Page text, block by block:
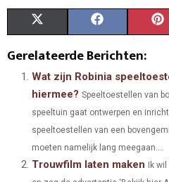
A
R
O
T
W
T
R
O
C
E
O
Gerelateerde Berichten:
Wat zijn Robinia
hiermee? Speeltoestellen van
speeltuin gaat ontwerpen en
speeltoestellen van een
moeten namelijk lang meegaan....
Trouwfilm laten maken Ik